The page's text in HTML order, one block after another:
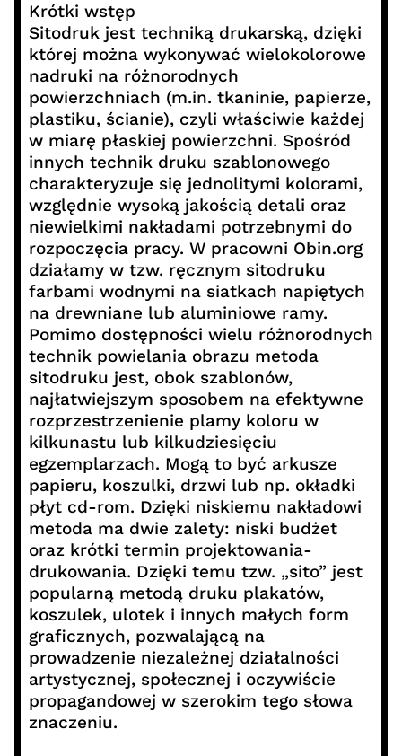
Krótki wstęp
Sitodruk jest techniką drukarską, dzięki
której można wykonywać wielokolorowe
nadruki na różnorodnych
powierzchniach (m.in. tkaninie, papierze,
plastiku, ścianie), czyli właściwie każdej
w miarę płaskiej powierzchni. Spośród
innych technik druku szablonowego
charakteryzuje się jednolitymi kolorami,
względnie wysoką jakością detali oraz
niewielkimi nakładami potrzebnymi do
rozpoczęcia pracy. W pracowni Obin.org
działamy w tzw. ręcznym sitodruku
farbami wodnymi na siatkach napiętych
na drewniane lub aluminiowe ramy.
Pomimo dostępności wielu różnorodnych
technik powielania obrazu metoda
sitodruku jest, obok szablonów,
najłatwiejszym sposobem na efektywne
rozprzestrzenienie plamy koloru w
kilkunastu lub kilkudziesięciu
egzemplarzach. Mogą to być arkusze
papieru, koszulki, drzwi lub np. okładki
płyt cd-rom. Dzięki niskiemu nakładowi
metoda ma dwie zalety: niski budżet
oraz krótki termin projektowania-
drukowania. Dzięki temu tzw. „sito” jest
popularną metodą druku plakatów,
koszulek, ulotek i innych małych form
graficznych, pozwalającą na
prowadzenie niezależnej działalności
artystycznej, społecznej i oczywiście
propagandowej w szerokim tego słowa
znaczeniu.